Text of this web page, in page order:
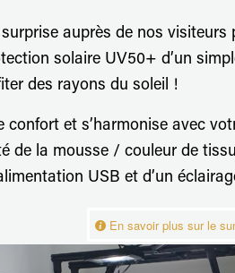
auprès de nos
solaire UV50+ d’un
des rayons du soleil !
confort et s’harmonise avec
de la mousse / couleur de
USB et d’un
En savoir plus sur le